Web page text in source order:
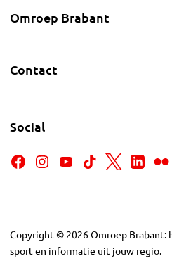
Omroep Brabant
Contact
Social
Copyright © 2026Omroep Brabant:
sport en informatie uit jouw regio.